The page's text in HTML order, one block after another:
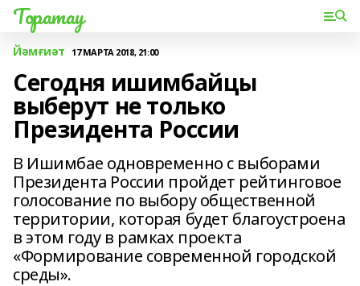
Торатау
Йәмғиәт 17 МАРТА 2018, 21:00
Сегодня ишимбайцы
выберут не только
Президента России
В Ишимбае одновременно с выборами
Президента России пройдет рейтинговое
голосование по выбору общественной
территории, которая будет благоустроена
в этом году в рамках проекта
«Формирование современной городской
среды».